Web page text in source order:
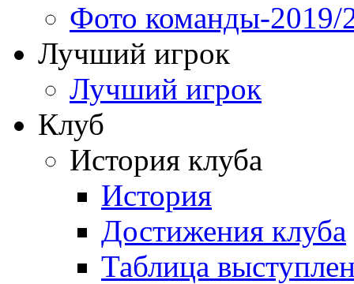
Фото команды-2019/
Лучший игрок
Лучший игрок
Клуб
История клуба
История
Достижения клуба
Таблица